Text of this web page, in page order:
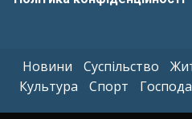
Новини Суспільство
Культура
Спорт